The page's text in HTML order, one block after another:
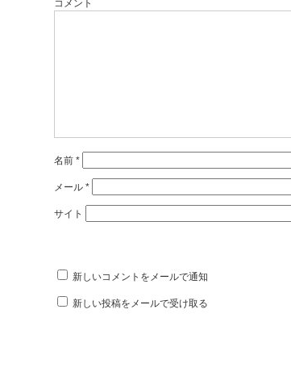
コメント
名前 *
メール *
サイト
新しいコメントをメールで通知
新しい投稿をメールで受け取る